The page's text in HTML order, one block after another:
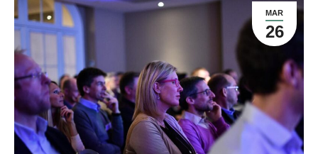
MAR
26